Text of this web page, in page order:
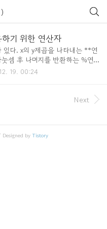
기 위한 연산자
다. x의 y제곱을 나타내는 **연
셈 후 나머지를 반환하는 %연
후 몫을 반환하는 //연산자 a
19. 00:24
Next
Designed byTistory